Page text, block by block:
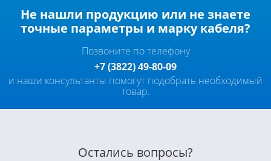
Не нашли продукцию или не знаете
точные параметры и марку кабеля?
Позвоните по телефону
+7 (3822) 49-80-09
и наши консультанты помогут подобрать необходимый
товар.
Остались вопросы?